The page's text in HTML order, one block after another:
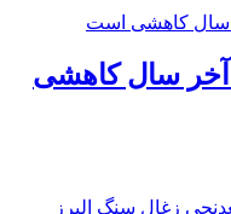
آخر سال کاهشی